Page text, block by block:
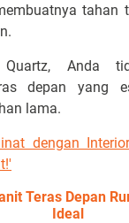
tahan
Quartz, Anda
depan yang
lama.
dengan
Teras Depan
Ideal